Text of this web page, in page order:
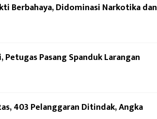
Berbahaya, Didominasi Narkotika dan
Pasang Spanduk Larangan
403 Pelanggaran Ditindak, Angka